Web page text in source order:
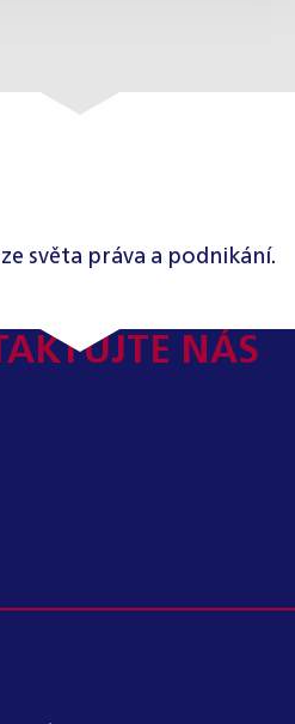
světa práva a podnikání.
NÁS